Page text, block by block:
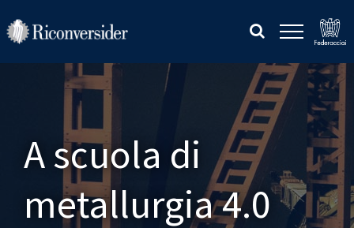
al
A scuola di
metallurgia 4.0